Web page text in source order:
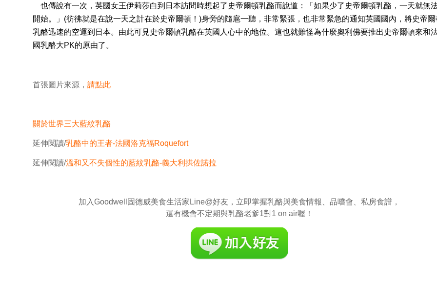
也傳說有一次，英國女王伊莉莎白到日本訪問時想起了史帝爾頓乳酪而說道：「如果少了史帝爾頓乳酪，一天就無
開始。」 (彷彿就是在說一天之計在於史帝爾頓！)身旁的隨扈一聽，非常緊張，也非常緊急的通知英國國內，將史帝爾
乳酪迅速的空運到日本。由此可見史帝爾頓乳酪在英國人心中的地位。這也就難怪為什麼奧利佛要推出史帝爾頓來和
國乳酪大PK的原由了。
首張圖片來源，請點此
關於世界三大藍紋乳酪
延伸閱讀/乳酪中的王者-法國洛克福Roquefort
延伸閱讀/溫和又不失個性的藍紋乳酪-義大利拱佐諾拉
加入Goodwell固德威美食生活家Line@好友，立即掌握乳酪與美食情報、品嚐會、私房食譜，
還有機會不定期與乳酪老爹1對1 on air喔！